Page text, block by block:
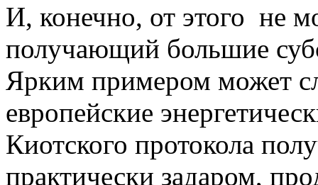
И, конечно, от этого не
получающий большие
Ярким примером может
европейские
Киотского протокола
практически задаром,